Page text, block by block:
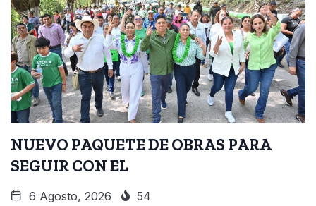
NUEVO PAQUETE DE OBRAS PARA
SEGUIR CON EL
6 Agosto, 2026 54